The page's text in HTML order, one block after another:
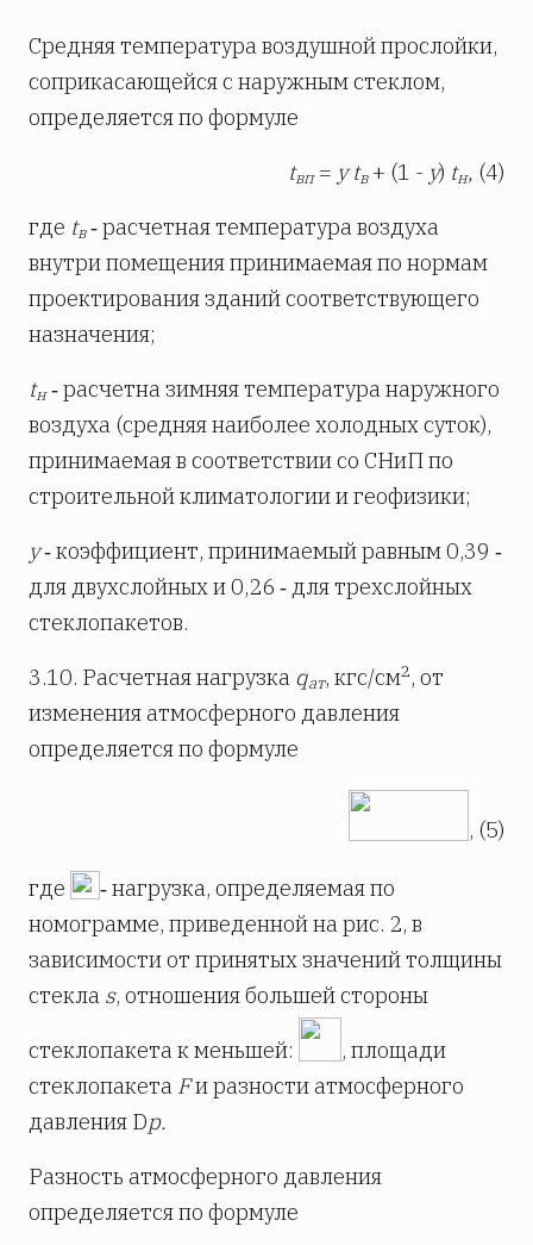
Средняя температура воздушной прослойки,
соприкасающейся с наружным стеклом,
определяется по формуле
tвп= ytв + (1 - y) tн, (4)
где tв‑ расчетная температура воздуха
внутри помещения принимаемая по нормам
проектирования зданий соответствующего
назначения;
tн‑ расчетна зимняя температура наружного
воздуха (средняя наиболее холодных суток),
принимаемая в соответствии со СНиП по
строительной климатологии и геофизики;
y‑ коэффициент, принимаемый равным 0,39 ‑
для двухслойных и 0,26 ‑ для трехслойных
стеклопакетов.
3.10. Расчетная нагрузка qат, кгс/см2, от
изменения атмосферного давления
определяется по формуле
, (5)
где
‑ нагрузка, определяемая по
номограмме, приведенной на рис. 2, в
зависимости от принятых значений толщины
стекла s, отношения большей стороны
стеклопакета к меньшей:
, площади
стеклопакета Fи разности атмосферного
давления Dр.
Разность атмосферного давления
определяется по формуле